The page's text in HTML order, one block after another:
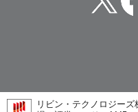
リビン・テクノロジー